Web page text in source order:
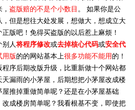
盗版赔的不是个小数目 。 如果你是公
但是想往大处发展，想做大，想成立大
版吧！免得买盗版的以后惹上麻烦！
别人将程序修改或去掉核心代码或安全代
用版的的网站基本上很多功能不能用 的！
程序后期改版升级，比重新做十个网站都
漏雨的小茅屋，后期想把小茅屋改成楼
推掉重做简单呢？还是在小茅屋基础
成楼房简单呢？我看根基不变，即使把